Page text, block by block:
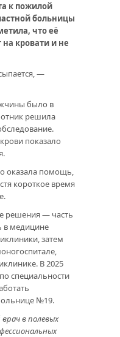
к пожилой
больницы
что её
кровати и не
—
было в
решила
показало
оказала помощь,
короткое время
решения — часть
в медицине
затем
В 2025
специальности
№19.
в полевых